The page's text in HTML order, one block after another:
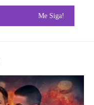
Me Siga!